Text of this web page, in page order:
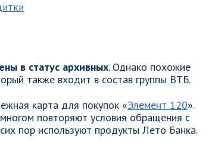
в статус архивных. Однако похожие
также входит в состав группы ВТБ.
карта для покупок «Элемент 120».
повторяют условия обращения с
пор используют продукты Лето Банка.